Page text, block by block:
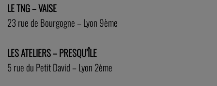
LE TNG – VAISE
23 rue de Bourgogne – Lyon 9ème
LES ATELIERS – PRESQU’ÎLE
5 rue du Petit David – Lyon 2ème